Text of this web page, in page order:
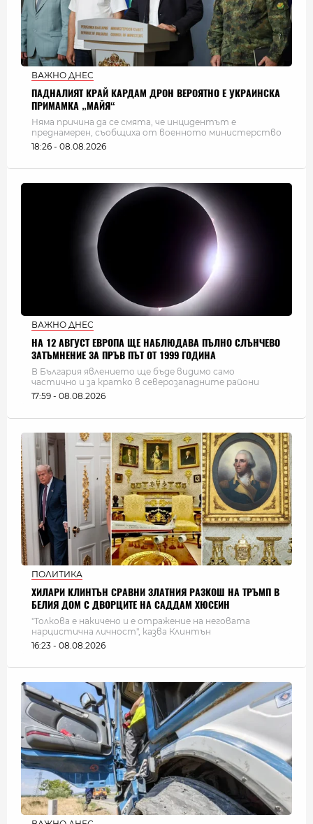
ВАЖНО ДНЕС
ПАДНАЛИЯТ КРАЙ КАРДАМ ДРОН ВЕРОЯТНО Е УКРАИНСКА
ПРИМАМКА „МАЙЯ“
Няма причина да се смята, че инцидентът е
преднамерен, съобщиха от военното министерство
18:26 - 08.08.2026
ВАЖНО ДНЕС
НА 12 АВГУСТ ЕВРОПА ЩЕ НАБЛЮДАВА ПЪЛНО СЛЪНЧЕВО
ЗАТЪМНЕНИЕ ЗА ПРЪВ ПЪТ ОТ 1999 ГОДИНА
В България явлението ще бъде видимо само
частично и за кратко в северозападните райони
17:59 - 08.08.2026
ПОЛИТИКА
ХИЛАРИ КЛИНТЪН СРАВНИ ЗЛАТНИЯ РАЗКОШ НА ТРЪМП В
БЕЛИЯ ДОМ С ДВОРЦИТЕ НА САДДАМ ХЮСЕИН
"Толкова е накичено и е отражение на неговата
нарцистична личност", казва Клинтън
16:23 - 08.08.2026